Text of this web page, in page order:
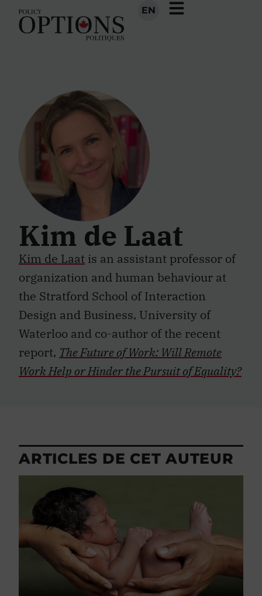
EN
Kim de Laat
Kim de Laat is an assistant professor of
organization and human behaviour at
the Stratford School of Interaction
Design and Business, University of
Waterloo and co-author of the recent
report, The Future of Work: Will Remote
Work Help or Hinder the Pursuit of Equality?
ARTICLES DE CET AUTEUR